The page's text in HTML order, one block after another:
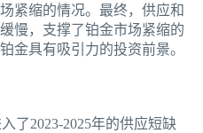
紧缩的情况。最终，供应和
慢，支撑了铂金市场紧缩的
金具有吸引力的投资前景。
了2023-2025年的供应短缺